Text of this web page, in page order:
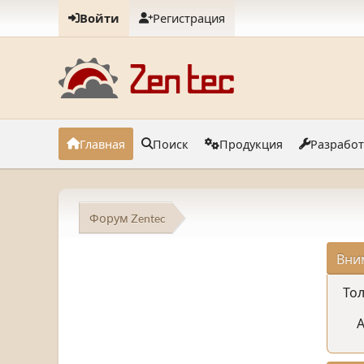
Войти Регистрация
Главная Поиск Продукция
Форум Zentec